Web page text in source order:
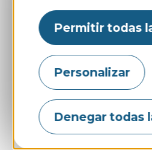
Permitir todas
Personalizar
Denegar todas